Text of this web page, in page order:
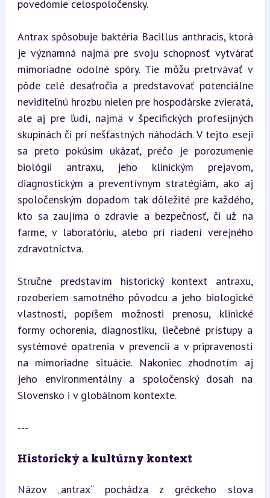
povedomie celospoločensky.
Antrax spôsobuje baktéria Bacillus anthracis, ktorá
je významná najmä pre svoju schopnosť vytvárať
mimoriadne odolné spóry. Tie môžu pretrvávať v
pôde celé desaťročia a predstavovať potenciálne
neviditeľnú hrozbu nielen pre hospodárske zvieratá,
ale aj pre ľudí, najmä v špecifických profesijných
skupinách či pri nešťastných náhodách. V tejto eseji
sa preto pokúsim ukázať, prečo je porozumenie
biológii antraxu, jeho klinickým prejavom,
diagnostickým a preventívnym stratégiám, ako aj
spoločenským dopadom tak dôležité pre každého,
kto sa zaujíma o zdravie a bezpečnosť, či už na
farme, v laboratóriu, alebo pri riadení verejného
zdravotníctva.
Stručne predstavím historický kontext antraxu,
rozoberiem samotného pôvodcu a jeho biologické
vlastnosti, popíšem možnosti prenosu, klinické
formy ochorenia, diagnostiku, liečebné prístupy a
systémové opatrenia v prevencii a v pripravenosti
na mimoriadne situácie. Nakoniec zhodnotím aj
jeho environmentálny a spoločenský dosah na
Slovensko i v globálnom kontexte.
---
Historický a kultúrny kontext
Názov „antrax“ pochádza z gréckeho slova